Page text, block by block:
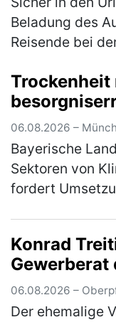
Beladung des
Reisende bei
bei
(mehr)
Trockenheit
06.08.2026 –
Bayerische
Sektoren von
fordert
und Hi…(mehr)
Konrad
Gewerberat
06.08.2026 –
Der ehemalige